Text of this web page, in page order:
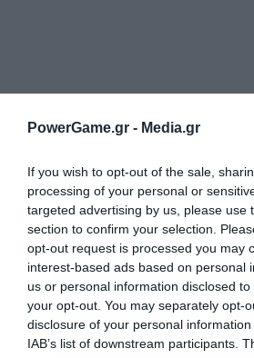
PowerGame.gr - Media.gr
If you wish to opt-out of the sale,
processing of your personal or
targeted advertising by us, please use
section to confirm your selection.
opt-out request is processed you may
interest-based ads based on personal
us or personal information disclosed
your opt-out. You may separately opt-
disclosure of your personal
IAB’s list of downstream participants.
Δεδομένου ότι εξαπλώνεται
ευλογιά των προβάτων πλέον
ενδεχόμενο για ολικό
αποδώσει το κατεπείγον
«δέκα ημερών», για την
Τον τελευταίο χρόνο έχουν
263.000 αιγοπρόβατα.